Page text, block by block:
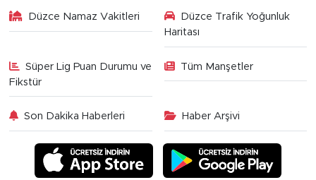
Düzce Namaz Vakitleri
Düzce Trafik Yoğunluk
Haritası
Süper Lig Puan Durumu ve
Fikstür
Tüm Manşetler
Son Dakika Haberleri Haber Arşivi